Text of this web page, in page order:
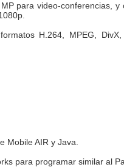
para video-conferencias, y
H.264, MPEG,
Mobile AIR y Java.
para programar similar al